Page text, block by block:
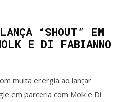
“SHOUT” EM
E DI FABIANNO
muita energia ao lançar
em parceria com Molk e Di